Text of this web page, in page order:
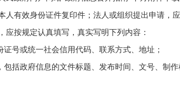
人有效身份证件复印件；法人或组织提出申请，
应按规定认真填写，真实写明下列内容：
号或统一社会信用代码、联系方式、地址；
包括政府信息的文件标题、发布时间、文号、制